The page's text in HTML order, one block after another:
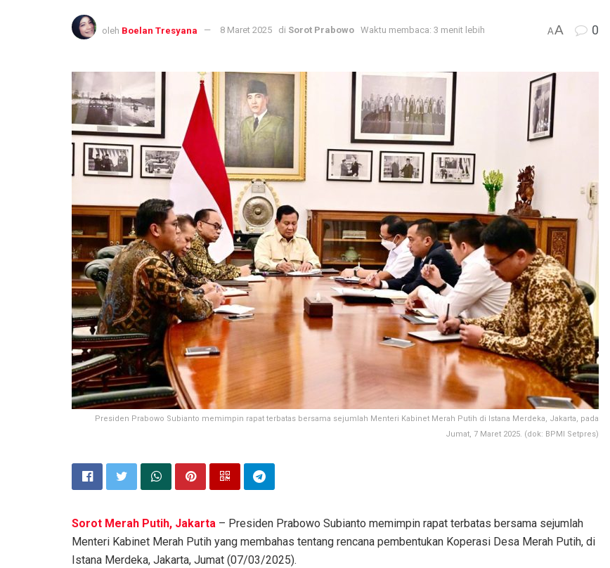
oleh Boelan Tresyana 8 Maret 2025 di Sorot Prabowo Waktu membaca: 3 menit lebih AA 0
Presiden Prabowo Subianto memimpin rapat terbatas bersama sejumlah Menteri Kabinet Merah Putih di Istana Merdeka, Jakarta, pada
Jumat, 7 Maret 2025. (dok: BPMI Setpres)
Sorot Merah Putih, Jakarta – Presiden Prabowo Subianto memimpin rapat terbatas bersama sejumlah
Menteri Kabinet Merah Putih yang membahas tentang rencana pembentukan Koperasi Desa Merah Putih, di
Istana Merdeka, Jakarta, Jumat (07/03/2025).